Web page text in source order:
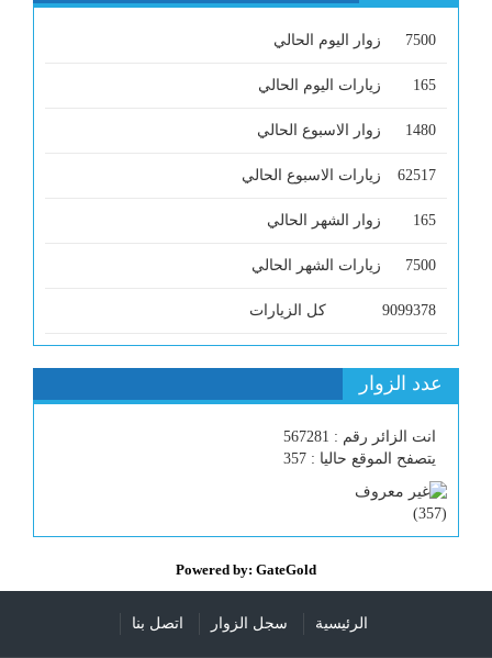
7500 زوار اليوم الحالي
165 زيارات اليوم الحالي
1480 زوار الاسبوع الحالي
62517 زيارات الاسبوع الحالي
165 زوار الشهر الحالي
7500 زيارات الشهر الحالي
9099378 كل الزيارات
عدد الزوار
انت الزائر رقم : 567281
يتصفح الموقع حاليا : 357
(
357
)
Powered by: GateGold
الرئيسية سجل الزوار اتصل بنا